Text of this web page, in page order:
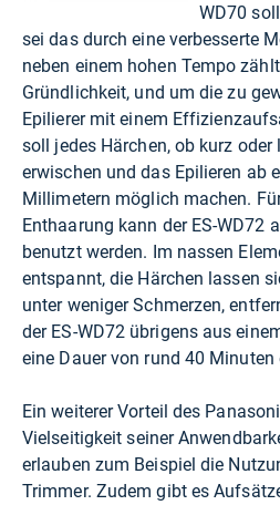
WD70
sei das durch eine verbesserte
neben einem hohen Tempo
Gründlichkeit, und um die zu
Epilierer mit einem
soll jedes Härchen, ob kurz
erwischen und das Epilieren ab
Millimetern möglich machen.
Enthaarung kann der ES-WD72
benutzt werden. Im nassen
entspannt, die Härchen lassen
unter weniger Schmerzen,
der ES-WD72 übrigens aus
eine Dauer von rund 40
Ein weiterer Vorteil des
Vielseitigkeit seiner
erlauben zum Beispiel die
Trimmer. Zudem gibt es